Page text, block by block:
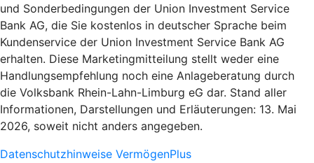
und Sonderbedingungen der Union Investment Service
Bank AG, die Sie kostenlos in deutscher Sprache beim
Kundenservice der Union Investment Service Bank AG
erhalten. Diese Marketingmitteilung stellt weder eine
Handlungsempfehlung noch eine Anlageberatung durch
die Volksbank Rhein-Lahn-Limburg eG dar. Stand aller
Informationen, Darstellungen und Erläuterungen: 13. Mai
2026, soweit nicht anders angegeben.
Datenschutzhinweise VermögenPlus